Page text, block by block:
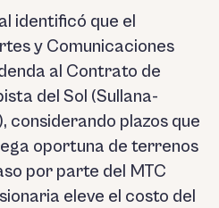
identificó que el
y Comunicaciones
al Contrato de
del Sol (Sullana-
plazos que
oportuna de terrenos
por parte del MTC
eleve el costo del